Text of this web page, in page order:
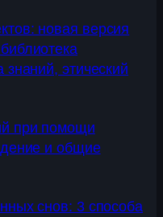
новая версия
этический
при помощи
и общие
снов: 3 способа